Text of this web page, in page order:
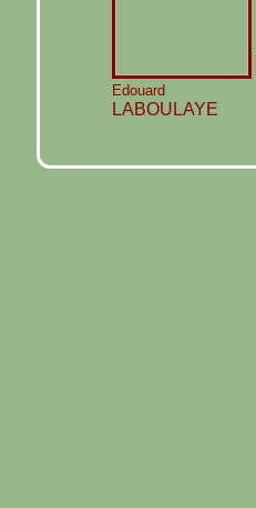
Edouard
LABOULAYE